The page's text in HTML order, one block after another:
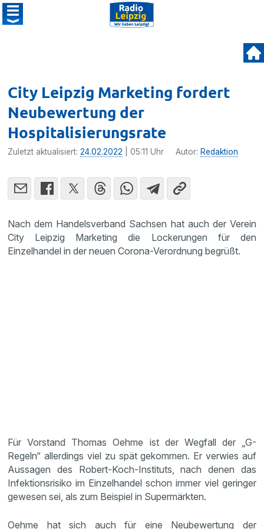
City Leipzig Marketing fordert
Neubewertung der
Hospitalisierungsrate
Zuletzt aktualisiert:24.02.2022 | 05:11 Uhr Autor: Redaktion
Nach dem Handelsverband Sachsen hat auch der Verein
City Leipzig Marketing die Lockerungen für den
Einzelhandel in der neuen Corona-Verordnung begrüßt.
Für Vorstand Thomas Oehme ist der Wegfall der „G-
Regeln“ allerdings viel zu spät gekommen. Er verwies auf
Aussagen des Robert-Koch-Instituts, nach denen das
Infektionsrisiko im Einzelhandel schon immer viel geringer
gewesen sei, als zum Beispiel in Supermärkten.
Oehme hat sich auch für eine Neubewertung der